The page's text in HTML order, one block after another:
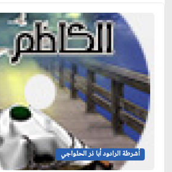
أشرطة الرادود أبا ذر الحلواجي